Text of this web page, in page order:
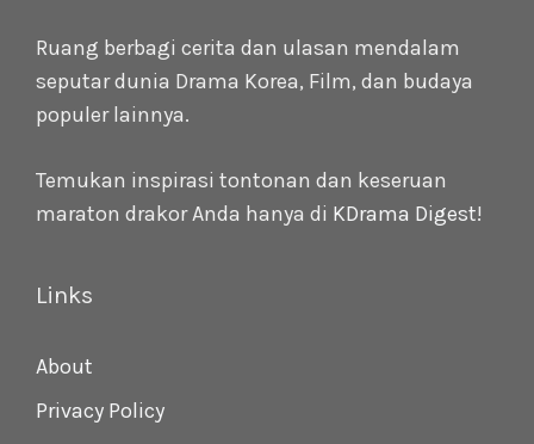
Ruang berbagi cerita dan ulasan mendalam
seputar dunia Drama Korea, Film, dan budaya
populer lainnya.
Temukan inspirasi tontonan dan keseruan
maraton drakor Anda hanya di KDrama Digest!
Links
About
Privacy Policy